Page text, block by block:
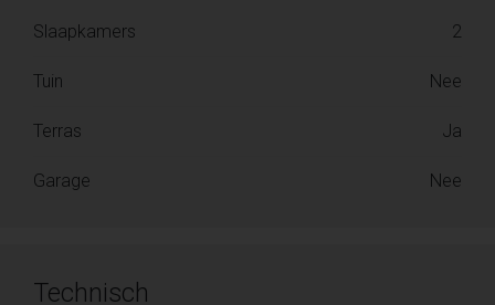
Slaapkamers 2
Tuin Nee
Terras Ja
Garage Nee
Technisch